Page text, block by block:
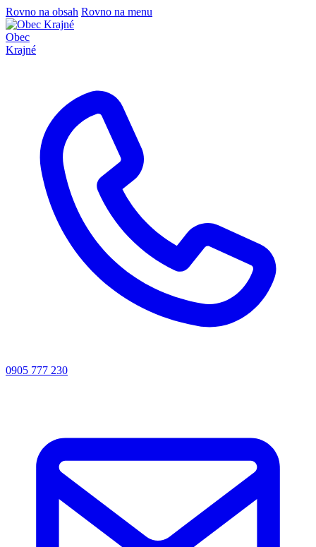
Rovno na obsah Rovno na menu
Obec
Krajné
0905 777 230